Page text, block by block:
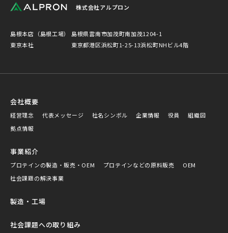
株式会社アルプロン
島根本店（島根工場）
島根県雲南市加茂町南加茂1204-1
東京本社
東京都港区浜松町1-25-13浜松町NHビル4階
会社概要
経営理念 代表メッセージ 社名シンボル 企業情報 役員
組織図
拠点情報
事業紹介
プロテインの製造・販売・OEM プロテインなどの原料販売
OEM
社会課題の解決事業
製造・工場
社会課題への取り組み